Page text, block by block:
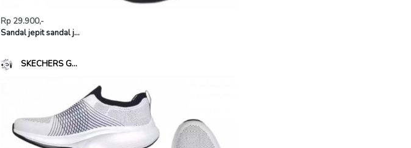
Rp 29.900,-
Sandal jepit sandal j...
SKECHERS G...